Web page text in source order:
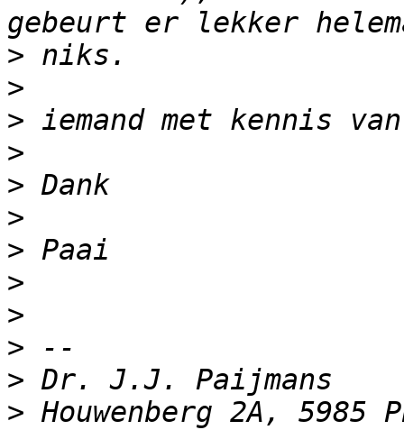
>
>
>
>
>
>
>
>
>
>
>
> Houwenberg 2A,